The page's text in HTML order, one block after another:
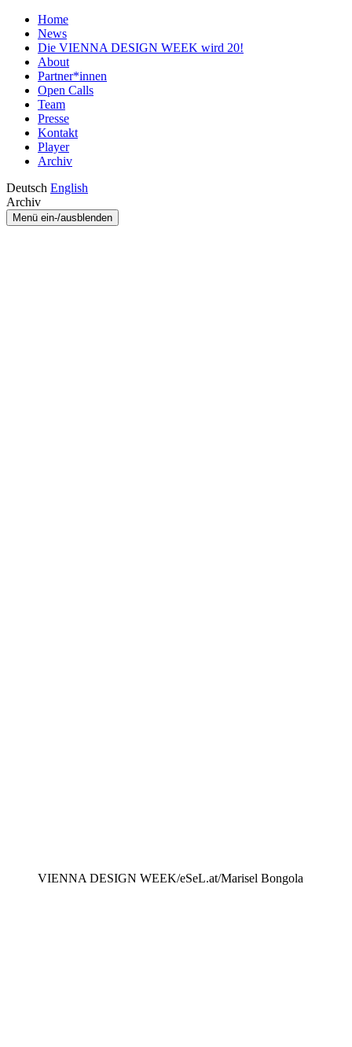
Home
News
Die VIENNA DESIGN WEEK wird 20!
About
Partner*innen
Open Calls
Team
Presse
Kontakt
Player
Archiv
Deutsch English
Archiv
Menü ein-/ausblenden
VIENNA DESIGN WEEK/eSeL.at/Marisel Bongola